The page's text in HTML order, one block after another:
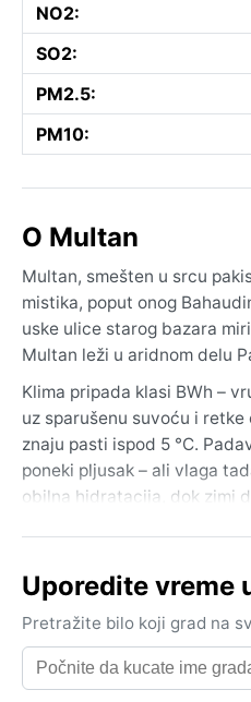
NO2:
SO2:
PM2.5:
PM10:
O Multan
Multan, smešten u srcu
mistika, poput onog
uske ulice starog bazara
Multan leži u aridnom delu
Klima pripada klasi BWh –
uz sparušenu suvoću i
znaju pasti ispod 5 °C.
poneki pljusak – ali vlaga
obilna hidratacija, dok zimi
Najbolje vreme za posetu
pustinje, smanjujući
izazvati lokalne poplave.
Uporedite vreme
Pretražite bilo koji grad na